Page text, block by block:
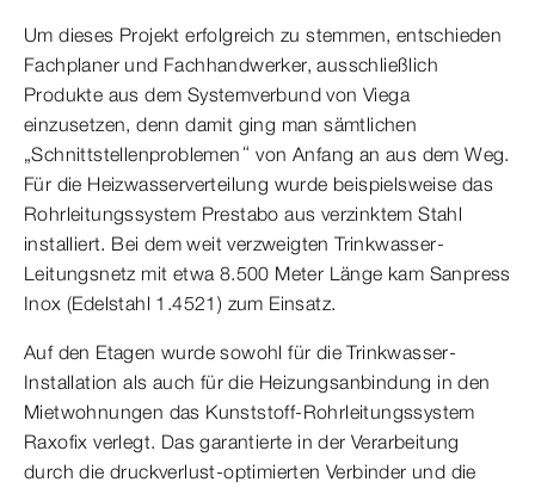
Um dieses Projekt erfolgreich zu stemmen, entschieden
Fachplaner und Fachhandwerker, ausschließlich
Produkte aus dem Systemverbund von Viega
einzusetzen, denn damit ging man sämtlichen
„Schnittstellenproblemen“ von Anfang an aus dem Weg.
Für die Heizwasserverteilung wurde beispielsweise das
Rohrleitungssystem Prestabo aus verzinktem Stahl
installiert. Bei dem weit verzweigten Trinkwasser-
Leitungsnetz mit etwa 8.500 Meter Länge kam Sanpress
Inox (Edelstahl 1.4521) zum Einsatz.
Auf den Etagen wurde sowohl für die Trinkwasser-
Installation als auch für die Heizungsanbindung in den
Mietwohnungen das Kunststoff-Rohrleitungssystem
Raxofix verlegt. Das garantierte in der Verarbeitung
durch die druckverlust-optimierten Verbinder und die